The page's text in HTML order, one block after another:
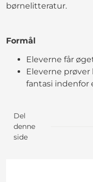
børnelitteratur.
Formål
Eleverne får
Eleverne
fantasi
Del
denne
side